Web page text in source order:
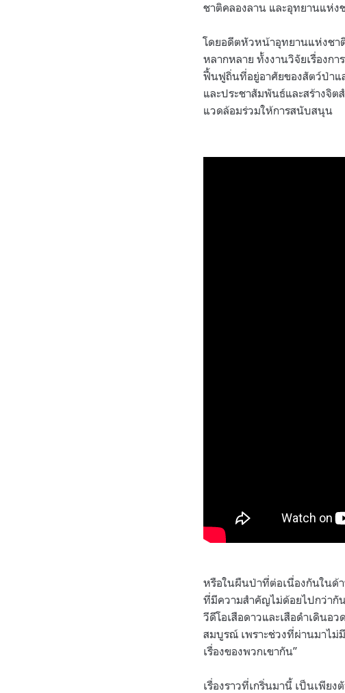
ชาติคลองลาน และอุทยานแห่ง
โดยอดีตหัวหน้าอุทยานแห่งชาติ
หลากหลาย ทั้งงานวิจัยเรื่องก
ฟื้นฟูถิ่นที่อยู่อาศัยของสัตว์ป่าแ
และประชาสัมพันธ์และสร้างจิ
แวดล้อมร่วมให้การสนับสนุน
หรือในผืนป่าที่ต่อเนื่องกันในด้
ที่มีความสำคัญไม่ด้อยไปกว่ากั
วีดีโอเสือดาวและเสือดำเดินอ
สมบูรณ์ เพราะช่วงที่ผ่านมาไม่
เรื่องของพวกเขากัน”
เรื่องราวที่เกริ่นมานี้ เป็นเพีย